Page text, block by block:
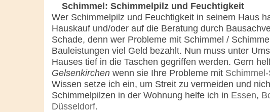
Schimmel: Schimmelpilz und Feuchtigkeit
Wer Schimmelpilz und Feuchtigkeit in seinem Haus
Hauskauf und/oder auf die Beratung durch
Schade, denn wer Probleme mit Schimmel /
Bauleistungen viel Geld bezahlt. Nun muss unter
Hauses tief in die Taschen gegriffen werden. Gern
Gelsenkirchen wenn sie Ihre Probleme mit
Wissen setze ich ein, um Streit zu vermeiden und
Schimmelpilzen in der Wohnung helfe ich in Essen,
Düsseldorf.